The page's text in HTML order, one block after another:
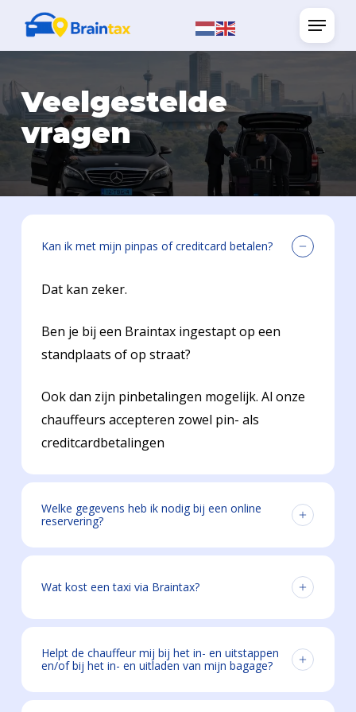
main
content
Menu
Veelgestelde
vragen
Kan ik met mijn pinpas of creditcard betalen?
Dat kan zeker.
Ben je bij een Braintax ingestapt op een
standplaats of op straat?
Ook dan zijn pinbetalingen mogelijk. Al onze
chauffeurs accepteren zowel pin- als
creditcardbetalingen
Welke gegevens heb ik nodig bij een online
reservering?
Wil je online een taxi reserveren? Wij vragen
je dan om het ophaaladres, het
waarop je de taxi nodig hebt, het aantal
personen dat vervoert moet worden en het
telefoonnummer waarop wij de passagiers
kunnen bereiken in te voeren.
Wat kost een taxi via Braintax?
Bestel je online een taxi bij Braintax, dan kunt
u kiezen om niet op de meter maar tegen een
vaste prijs te reizen. Fixed price, no surprise,
dus geen verrassingen over de prijs maar
Helpt de chauffeur mij bij het in- en uitstappen
en/of bij het in- en uitladen van mijn bagage?
Absoluut. Onze chauffeurs helpen je graag,